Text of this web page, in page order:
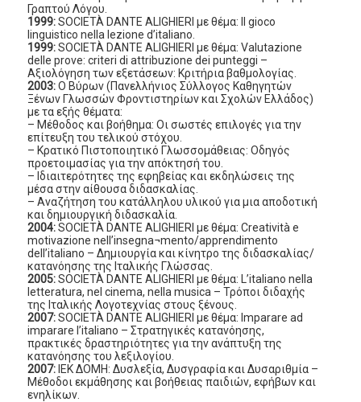
Γραπτού Λόγου.
1999:SOCIETÀ DANTE ALIGHIERI με θέμα: Il gioco
linguistico nella lezione d’italiano.
1999:SOCIETÀ DANTE ALIGHIERI με θέμα: Valutazione
delle prove: criteri di attribuzione dei punteggi –
Αξιολόγηση των εξετάσεων: Κριτήρια βαθμολογίας.
2003:Ο Βύρων (Πανελλήνιος Σύλλογος Καθηγητών
Ξένων Γλωσσών Φροντιστηρίων και Σχολών Ελλάδος)
με τα εξής θέματα:
– Μέθοδος και βοήθημα: Οι σωστές επιλογές για την
επίτευξη του τελικού στόχου.
– Κρατικό Πιστοποιητικό Γλωσσομάθειας: Οδηγός
προετοιμασίας για την απόκτησή του.
– Ιδιαιτερότητες της εφηβείας και εκδηλώσεις της
μέσα στην αίθουσα διδασκαλίας.
– Αναζήτηση του κατάλληλου υλικού για μια αποδοτική
και δημιουργική διδασκαλία.
2004:SOCIETÀ DANTE ALIGHIERI με θέμα: Creatività e
motivazione nell’insegna¬mento/apprendimento
dell’italiano – Δημιουργία και κίνητρο της διδασκαλίας/
κατανόησης της Ιταλικής Γλώσσας.
2005:SOCIETÀ DANTE ALIGHIERI με θέμα: L’italiano nella
letteratura, nel cinema, nella musica – Τρόποι διδαχής
της Ιταλικής Λογοτεχνίας στους ξένους.
2007:SOCIETÀ DANTE ALIGHIERI με θέμα: Imparare ad
imparare l’italiano – Στρατηγικές κατανόησης,
πρακτικές δραστηριότητες για την ανάπτυξη της
κατανόησης του λεξιλογίου.
2007: ΙΕΚ ΔΟΜΗ: Δυσλεξία, Δυσγραφία και Δυσαριθμία –
Μέθοδοι εκμάθησης και βοήθειας παιδιών, εφήβων και
ενηλίκων.